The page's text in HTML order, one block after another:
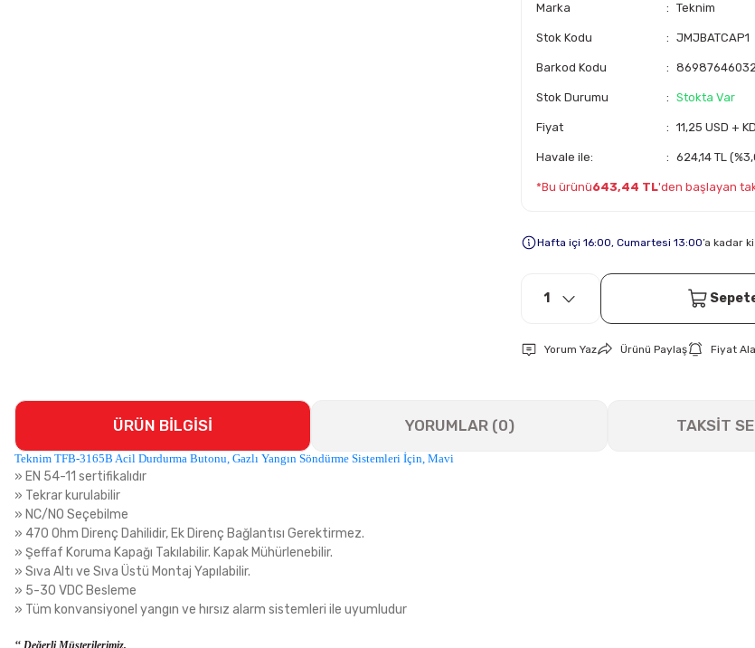
Marka Teknim
Stok Kodu JMJBATCAP1
Barkod Kodu
Stok Durumu Stokta Var
Fiyat 11,25 USD +
Havale ile: 624,14 TL
*Bu ürünü643,44 TL'den başlayan
Hafta içi 16:00, Cumartesi 13:00’a kadar
Yorum Yaz Ürünü Paylaş Fiyat
ÜRÜN BİLGİSİ YORUMLAR (0) TAKSİT
Teknim TFB-3165B Acil Durdurma Butonu, Gazlı Yangın Söndürme Sistemleri İçin, Mavi
» EN 54-11 sertifikalıdır
» Tekrar kurulabilir
» NC/NO Seçebilme
» 470 Ohm Direnç Dahilidir, Ek Direnç Bağlantısı Gerektirmez.
» Şeffaf Koruma Kapağı Takılabilir. Kapak Mühürlenebilir.
» Sıva Altı ve Sıva Üstü Montaj Yapılabilir.
» 5-30 VDC Besleme
» Tüm konvansiyonel yangın ve hırsız alarm sistemleri ile uyumludur
‘‘ Değerli Müşterilerimiz,